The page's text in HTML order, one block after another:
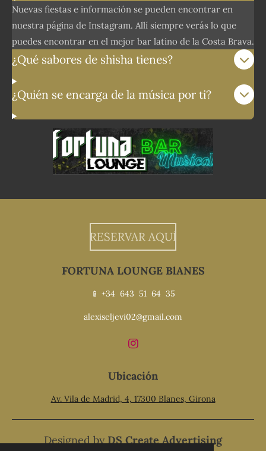
Nuevas fiestas e información se pueden encontrar en
nuestra página de Instagram. Allí siempre verás lo que
puedes encontrar en el mejor bar latino de la Costa Brava.
¿Qué sabores de shisha tienes?
¿Quién se encarga de la música por ti?
RESERVAR AQUÍ
FORTUNA LOUNGE BlANES
📱 +34 643 51 64 35
alexiseljevi02@gmail.com
I
t
g
a
m
Ubicación
Av. Vila de Madrid, 4, 17300 Blanes, Girona
Designed by DS Create Advertising